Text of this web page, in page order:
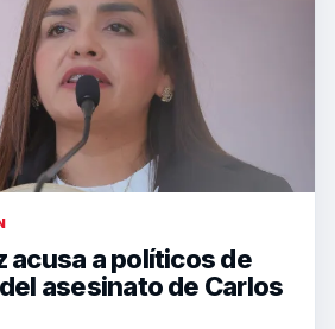
acusa a políticos de
asesinato de Carlos